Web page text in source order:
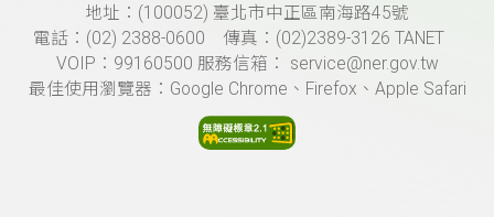
頁尾資訊地址：(100052) 臺北市中正區南海路45號
電話：(02) 2388-0600 傳真：(02)2389-3126 TANET
VOIP：99160500 服務信箱： service@ner.gov.tw
最佳使用瀏覽器：Google Chrome、Firefox、Apple Safari